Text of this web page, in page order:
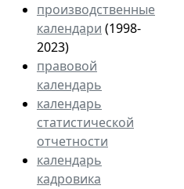
производственные
календари (1998-
2023)
правовой
календарь
календарь
статистической
отчетности
календарь
кадровика